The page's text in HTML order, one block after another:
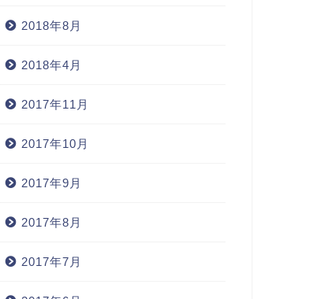
2018年8月
2018年4月
2017年11月
2017年10月
2017年9月
2017年8月
2017年7月